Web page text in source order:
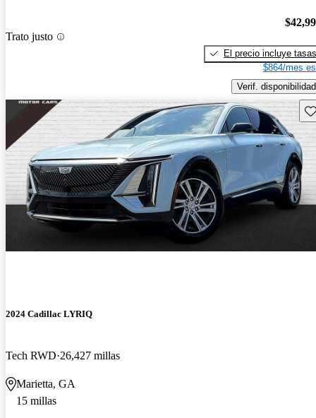
Trato justo
El precio incluye tasas
$864/mes
Verif. disponibilidad
2024 Cadillac LYRIQ
Tech RWD 26,427 millas
Marietta, GA
15 millas